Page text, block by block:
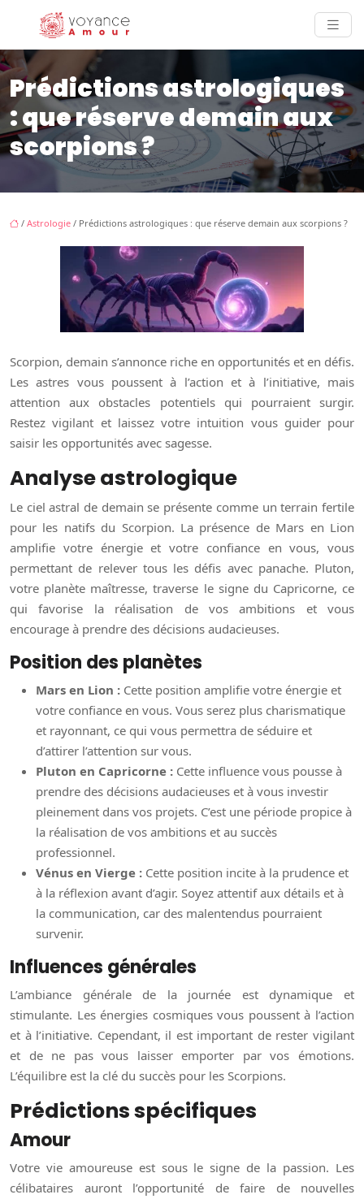
Prédictions astrologiques
: que réserve demain aux
scorpions ?
/ Astrologie / Prédictions astrologiques : que réserve demain aux scorpions ?
Scorpion, demain s’annonce riche en opportunités et en défis.
Les astres vous poussent à l’action et à l’initiative, mais
attention aux obstacles potentiels qui pourraient surgir.
Restez vigilant et laissez votre intuition vous guider pour
saisir les opportunités avec sagesse.
Analyse astrologique
Le ciel astral de demain se présente comme un terrain fertile
pour les natifs du Scorpion. La présence de Mars en Lion
amplifie votre énergie et votre confiance en vous, vous
permettant de relever tous les défis avec panache. Pluton,
votre planète maîtresse, traverse le signe du Capricorne, ce
qui favorise la réalisation de vos ambitions et vous
encourage à prendre des décisions audacieuses.
Position des planètes
Mars en Lion : Cette position amplifie votre énergie et
votre confiance en vous. Vous serez plus charismatique
et rayonnant, ce qui vous permettra de séduire et
d’attirer l’attention sur vous.
Pluton en Capricorne : Cette influence vous pousse à
prendre des décisions audacieuses et à vous investir
pleinement dans vos projets. C’est une période propice à
la réalisation de vos ambitions et au succès
professionnel.
Vénus en Vierge : Cette position incite à la prudence et
à la réflexion avant d’agir. Soyez attentif aux détails et à
la communication, car des malentendus pourraient
survenir.
Influences générales
L’ambiance générale de la journée est dynamique et
stimulante. Les énergies cosmiques vous poussent à l’action
et à l’initiative. Cependant, il est important de rester vigilant
et de ne pas vous laisser emporter par vos émotions.
L’équilibre est la clé du succès pour les Scorpions.
Prédictions spécifiques
Amour
Votre vie amoureuse est sous le signe de la passion. Les
célibataires auront l’opportunité de faire de nouvelles